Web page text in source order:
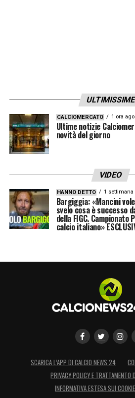
CALCIOMERCATO 1 ora ago
Ultime notizie
novità del giorno
VIDEO
HANNO DETTO 1 settimana
Bargiggia: «Mancini
svelo cosa è successo
della FIGC. Campionato
calcio italiano»
SCARICA L’APP DI CALCIO NEWS 24
PRIVACY POLICY E TRATTAMENTO
INFORMATIVA ESTESA SUI